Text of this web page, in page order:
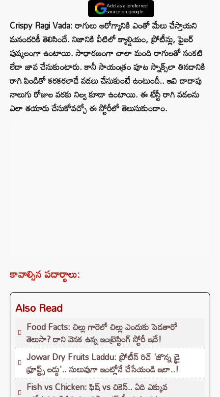
Add as a preferred
source on google
Crispy Ragi Vada: రాగులు ఆరోగ్యానికి ఎంతో మేలు చేస్తాయని
మనందరికీ తెలిసిందే. నిజానికి వీటిలో క్యాల్షియం, ప్రోటీన్లు, ఫైబర్
పుష్కలంగా ఉంటాయి. సాధారణంగా చాలా మంది రాగులతో సంకటి
లేదా జావ చేసుకుంటారు. కానీ సాయంత్రం పూట స్నాక్స్‌లా తినడానికి
రాగి పిండితో కరకరలాడే వడలు చేసుకుంటే ఉంటుందీ.. ఇవి దాదాపు
నాలుగు రోజుల వరకు నిల్వ కూడా ఉంటాయి. ఈ టేస్టీ రాగి వడలను
ఎలా తయారు చేసుకోవచ్చో ఈ స్టోరీలో తెలుసుకుందాం.
కావాల్సిన పదార్థాలు:
Also Read
Food Facts: చిల్లు గారెలో చిల్లు ఎందుకు పెడతారో
తెలుసా? దాని వెనక ఉన్న ఇంట్రెస్టింగ్ స్టోరీ ఇదే!
Jowar Dry Fruits Laddu: ప్రోటీన్ రిచ్ 'జొన్న డ్రై
ఫ్రూప్ట్స్ లడ్డు'.. సులువుగా ఇంట్లోనే చేసేయండి ఇలా..!
Fish vs Chicken: ఫిష్ vs చికెన్.. ఏది ఎక్కువ